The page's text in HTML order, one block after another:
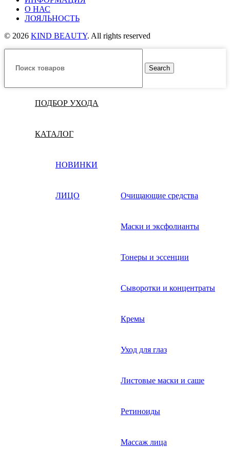
О НАС
ЛОЯЛЬНОСТЬ
© 2026 KIND BEAUTY. All rights reserved
Search
ПОДБОР УХОДА
КАТАЛОГ
НОВИНКИ
ЛИЦО Очищающие средства
Маски и эксфолианты
Тонеры и эссенции
Сыворотки и концентраты
Кремы
Уход для глаз
Листовые маски и саше
Ретиноиды
Массаж лица